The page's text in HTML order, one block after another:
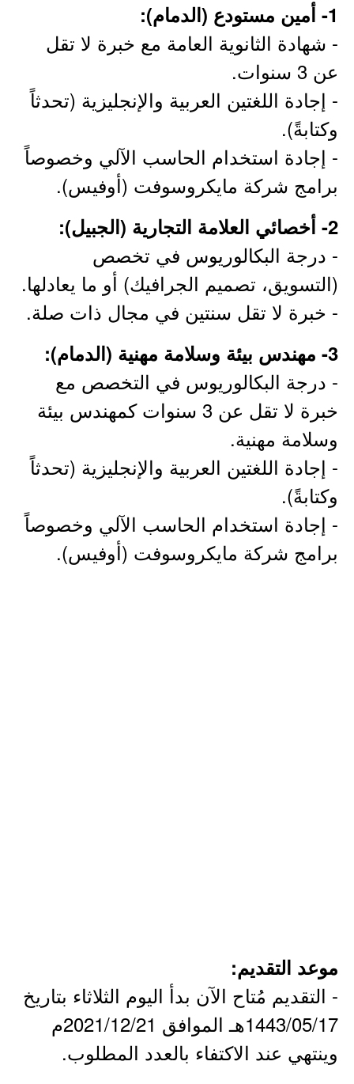
1- أمين مستودع (الدمام):
- شهادة الثانوية العامة مع خبرة لا تقل
عن 3 سنوات.
- إجادة اللغتين العربية والإنجليزية (تحدثاً
وكتابةً).
- إجادة استخدام الحاسب الآلي وخصوصاً
برامج شركة مايكروسوفت (أوفيس).
2- أخصائي العلامة التجارية (الجبيل):
- درجة البكالوريوس في تخصص
(التسويق، تصميم الجرافيك) أو ما يعادلها.
- خبرة لا تقل سنتين في مجال ذات صلة.
3- مهندس بيئة وسلامة مهنية (الدمام):
- درجة البكالوريوس في التخصص مع
خبرة لا تقل عن 3 سنوات كمهندس بيئة
وسلامة مهنية.
- إجادة اللغتين العربية والإنجليزية (تحدثاً
وكتابةً).
- إجادة استخدام الحاسب الآلي وخصوصاً
برامج شركة مايكروسوفت (أوفيس).
موعد التقديم:
- التقديم مُتاح الآن بدأ اليوم الثلاثاء بتاريخ
1443/05/17هـ الموافق 2021/12/21م
وينتهي عند الاكتفاء بالعدد المطلوب.